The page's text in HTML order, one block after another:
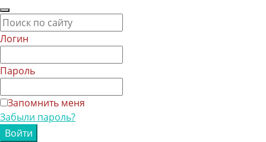
Логин
Пароль
Запомнить меня
Забыли пароль?